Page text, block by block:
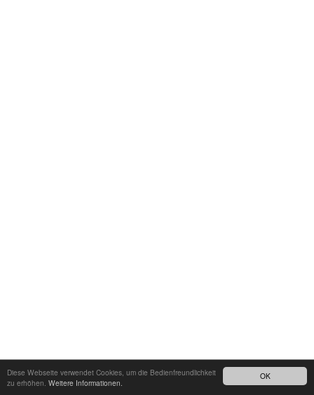
OK
Diese Webseite verwendet Cookies, um die Bedienfreundlichkeit
zu erhöhen. Weitere Informationen.